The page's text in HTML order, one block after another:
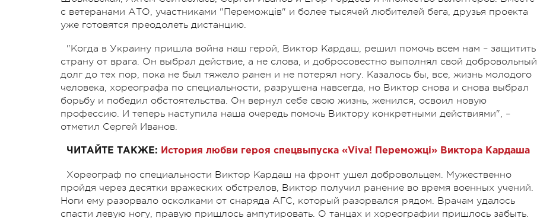
с ветеранами АТО, участниками "Переможців" и более тысячей любителей бега, друзья проекта
уже готовятся преодолеть дистанцию.
"Когда в Украину пришла война наш герой, Виктор Кардаш, решил помочь всем нам – защитить
страну от врага. Он выбрал действие, а не слова, и добросовестно выполнял свой добровольный
долг до тех пор, пока не был тяжело ранен и не потерял ногу. Казалось бы, все, жизнь молодого
человека, хореографа по специальности, разрушена навсегда, но Виктор снова и снова выбрал
борьбу и победил обстоятельства. Он вернул себе свою жизнь, женился, освоил новую
профессию. И теперь наступила наша очередь помочь Виктору конкретными действиями", –
отметил Сергей Иванов.
ЧИТАЙТЕ ТАКЖЕ: История любви героя спецвыпуска «Viva! Переможці» Виктора Кардаша
Хореограф по специальности Виктор Кардаш на фронт ушел добровольцем. Мужественно
пройдя через десятки вражеских обстрелов, Виктор получил ранение во время военных учений.
Ноги ему разорвало осколками от снаряда АГС, который разорвался рядом. Врачам удалось
спасти левую ногу, правую пришлось ампутировать. О танцах и хореографии пришлось забыть.